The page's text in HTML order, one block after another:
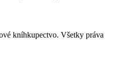
kníhkupectvo. Všetky práva